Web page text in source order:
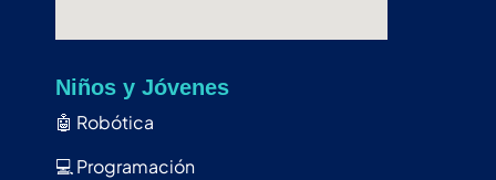
Niños y Jóvenes
🤖 Robótica
💻 Programación